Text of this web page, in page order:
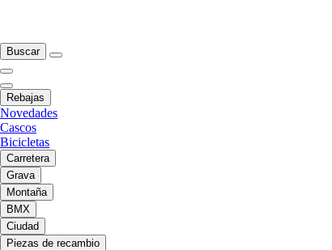
Buscar
Rebajas
Novedades
Cascos
Bicicletas
Carretera
Grava
Montaña
BMX
Ciudad
Piezas de recambio